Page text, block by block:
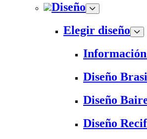
Diseño
Elegir diseño
Diseño
Diseño
Diseño